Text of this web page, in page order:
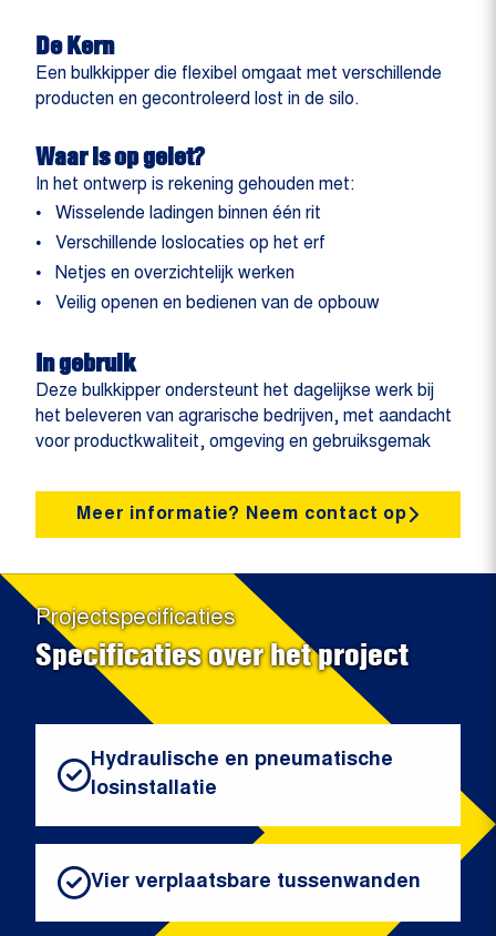
De Kern
Een bulkkipper die flexibel omgaat met verschillende
producten en gecontroleerd lost in de silo.
Waar is op gelet?
In het ontwerp is rekening gehouden met:
Wisselende ladingen binnen één rit
Verschillende loslocaties op het erf
Netjes en overzichtelijk werken
Veilig openen en bedienen van de opbouw
In gebruik
Deze bulkkipper ondersteunt het dagelijkse werk bij
het beleveren van agrarische bedrijven, met aandacht
voor productkwaliteit, omgeving en gebruiksgemak
Meer informatie? Neem contact op
Projectspecificaties
Specificaties over het project
Hydraulische en pneumatische
losinstallatie
Vier verplaatsbare tussenwanden